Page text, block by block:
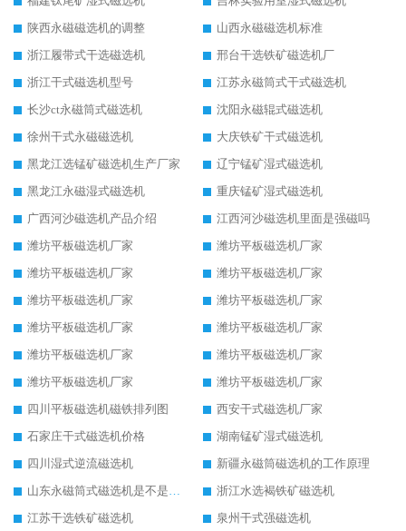
陕西永磁磁选机的调整
山西永磁磁选机标准
浙江履带式干选磁选机
邢台干选铁矿磁选机厂
浙江干式磁选机型号
江苏永磁筒式干式磁选机
长沙ct永磁筒式磁选机
沈阳永磁辊式磁选机
徐州干式永磁磁选机
大庆铁矿干式磁选机
黑龙江选锰矿磁选机生产厂家
辽宁锰矿湿式磁选机
黑龙江永磁湿式磁选机
重庆锰矿湿式磁选机
广西河沙磁选机产品介绍
江西河沙磁选机里面是强磁吗
潍坊平板磁选机厂家
潍坊平板磁选机厂家
潍坊平板磁选机厂家
潍坊平板磁选机厂家
潍坊平板磁选机厂家
潍坊平板磁选机厂家
潍坊平板磁选机厂家
潍坊平板磁选机厂家
潍坊平板磁选机厂家
潍坊平板磁选机厂家
潍坊平板磁选机厂家
潍坊平板磁选机厂家
四川平板磁选机磁铁排列图
西安干式磁选机厂家
石家庄干式磁选机价格
湖南锰矿湿式磁选机
四川湿式逆流磁选机
新疆永磁筒磁选机的工作原理
山东永磁筒式磁选机是不是强磁
浙江水选褐铁矿磁选机
江苏干选铁矿磁选机
泉州干式强磁选机